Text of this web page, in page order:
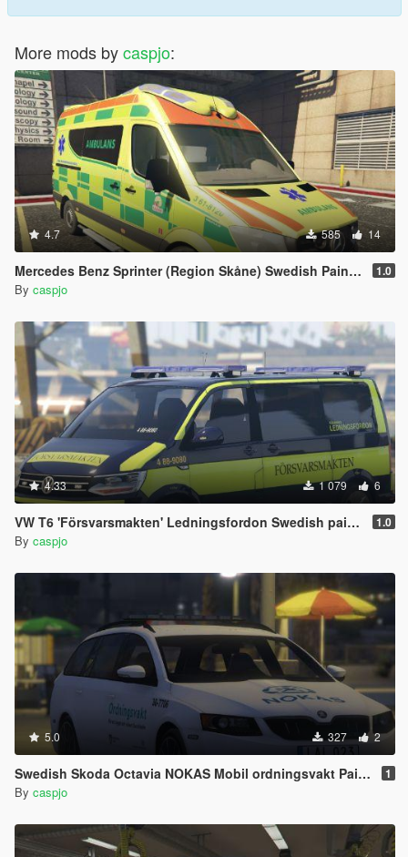
More mods bycaspjo:
4.7 585 14
Mercedes Benz Sprinter (Region Skåne) Swedish Paintjob 1.0
By caspjo
4.33 1 079 6
VW T6 'Försvarsmakten' Ledningsfordon Swedish paintjob 1.0
By caspjo
5.0 327 2
Swedish Skoda Octavia NOKAS Mobil ordningsvakt Paintjob 1
By caspjo